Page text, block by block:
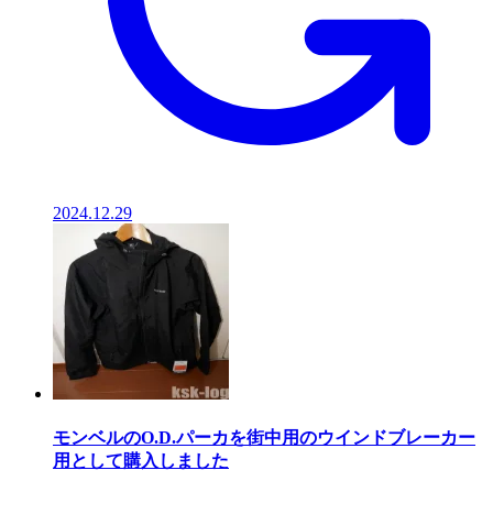
2024.12.29
モンベルのO.D.パーカを街中用のウインドブレーカー
用として購入しました